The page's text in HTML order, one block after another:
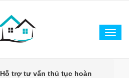
Hỗ trợ tư vấn thủ tục hoàn